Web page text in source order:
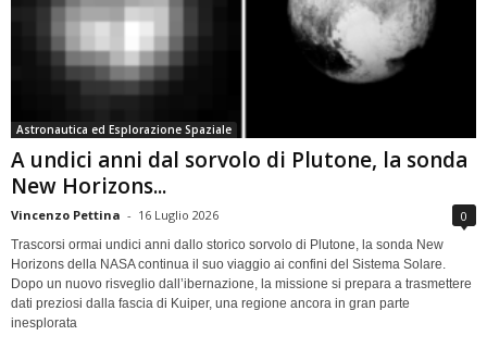
Astronautica ed Esplorazione Spaziale
A undici anni dal sorvolo di Plutone, la sonda
New Horizons...
Vincenzo Pettina - 16 Luglio 2026 0
Trascorsi ormai undici anni dallo storico sorvolo di Plutone, la sonda New
Horizons della NASA continua il suo viaggio ai confini del Sistema Solare.
Dopo un nuovo risveglio dall’ibernazione, la missione si prepara a trasmettere
dati preziosi dalla fascia di Kuiper, una regione ancora in gran parte
inesplorata